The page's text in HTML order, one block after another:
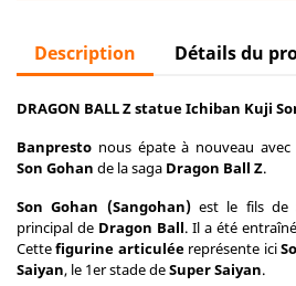
Description Détails du
DRAGON BALL Z statue Ichiban Kuji
Banpresto nous épate à nouveau
Son Gohan de la saga Dragon Ball Z.
Son Gohan (Sangohan)est le fils de
principal de Dragon Ball. Il a été
Cettefigurine articuléereprésente ici
Saiyan, le 1er stade deSuper Saiyan.